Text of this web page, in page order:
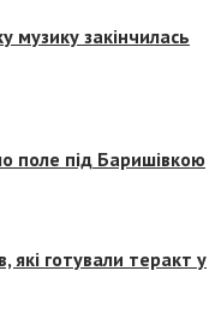
музику закінчилась
поле під Баришівкою
які готували теракт у